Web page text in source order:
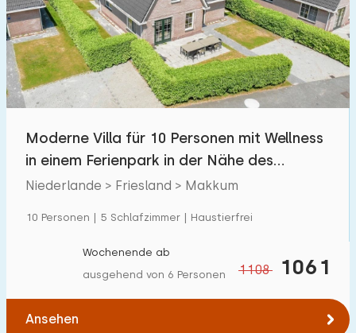
Moderne Villa für 10 Personen mit Wellness
in einem Ferienpark in der Nähe des
IJsselmeers
Niederlande > Friesland > Makkum
10 Personen | 5 Schlafzimmer | Haustierfrei
1108 1061
Wochenende ab
ausgehend von 6 Personen
Ansehen